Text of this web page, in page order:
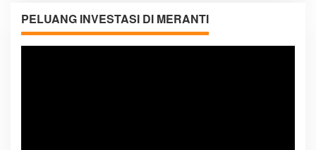
PELUANG INVESTASI DI MERANTI